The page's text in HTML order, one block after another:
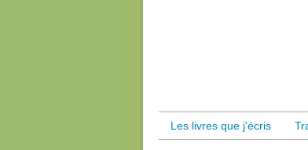
Les livres que j'écris